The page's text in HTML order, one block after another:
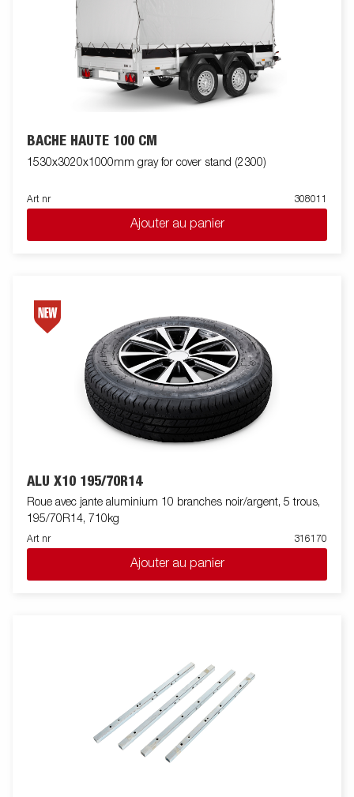
BACHE HAUTE 100 CM
1530x3020x1000mm gray for cover stand (2300)
Art nr 308011
Ajouter au panier
ALU X10 195/70R14
Roue avec jante aluminium 10 branches noir/argent, 5 trous,
195/70R14, 710kg
Art nr 316170
Ajouter au panier